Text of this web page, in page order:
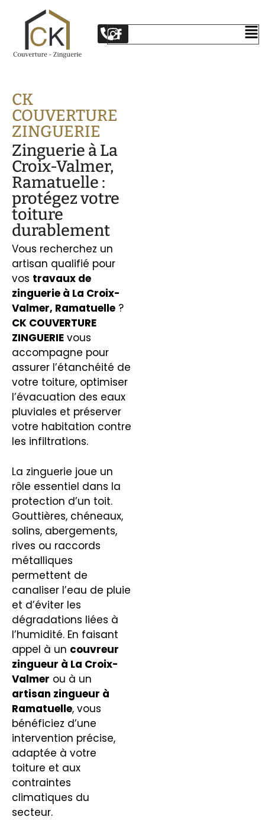
CK
COUVERTURE
ZINGUERIE
Zinguerie à La
Croix-Valmer,
Ramatuelle :
protégez votre
toiture
durablement
Vous recherchez un
artisan qualifié pour
vos travaux de
zinguerie à La Croix-
Valmer, Ramatuelle ?
CK COUVERTURE
ZINGUERIE vous
accompagne pour
assurer l’étanchéité de
votre toiture, optimiser
l’évacuation des eaux
pluviales et préserver
votre habitation contre
les infiltrations.
La zinguerie joue un
rôle essentiel dans la
protection d’un toit.
Gouttières, chéneaux,
solins, abergements,
rives ou raccords
métalliques
permettent de
canaliser l’eau de pluie
et d’éviter les
dégradations liées à
l’humidité. En faisant
appel à un couvreur
zingueur à La Croix-
Valmer ou à un
artisan zingueur à
Ramatuelle, vous
bénéficiez d’une
intervention précise,
adaptée à votre
toiture et aux
contraintes
climatiques du
secteur.